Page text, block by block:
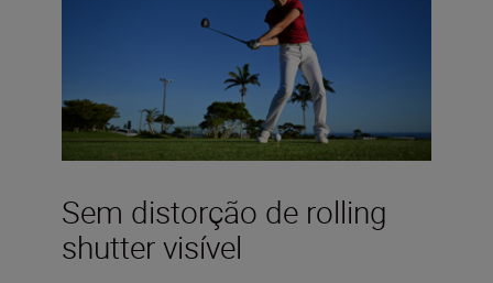
Sem distorção de rolling
shutter visível